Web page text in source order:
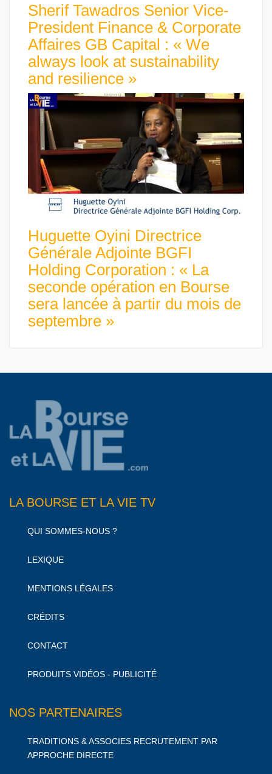
Sherif Tawadros Senior Vice-
President Finance & Corporate
Affaires GB Capital : « We
always look at sustainability
and resilience »
Huguette Oyini Directrice
Générale Adjointe BGFI
Holding Corporation : « La
seconde opération en Bourse
sera lancée à partir du mois de
septembre »
LA BOURSE ET LA VIE TV
QUI SOMMES-NOUS ?
LEXIQUE
MENTIONS LÉGALES
CRÉDITS
CONTACT
PRODUITS VIDÉOS - PUBLICITÉ
NOS PARTENAIRES
TRADITIONS & ASSOCIES RECRUTEMENT PAR
APPROCHE DIRECTE